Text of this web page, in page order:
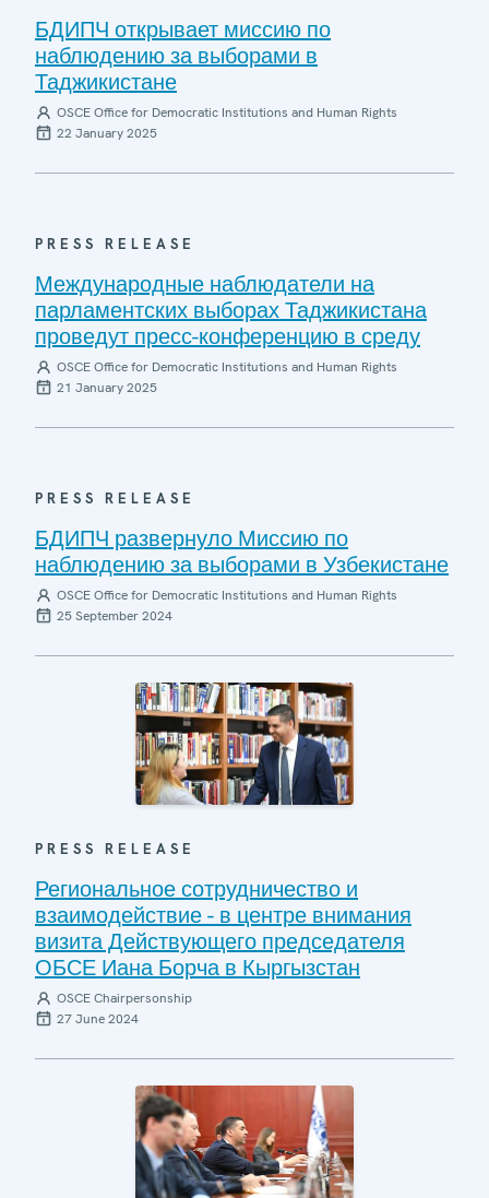
БДИПЧ открывает миссию по
наблюдению за выборами в
Таджикистане
OSCE Office for Democratic Institutions and Human Rights
22 January 2025
PRESS RELEASE
Международные наблюдатели на
парламентских выборах Таджикистана
проведут пресс-конференцию в среду
OSCE Office for Democratic Institutions and Human Rights
21 January 2025
PRESS RELEASE
БДИПЧ развернуло Миссию по
наблюдению за выборами в Узбекистане
OSCE Office for Democratic Institutions and Human Rights
25 September 2024
PRESS RELEASE
Региональное сотрудничество и
взаимодействие - в центре внимания
визита Действующего председателя
ОБСЕ Иана Борча в Кыргызстан
OSCE Chairpersonship
27 June 2024